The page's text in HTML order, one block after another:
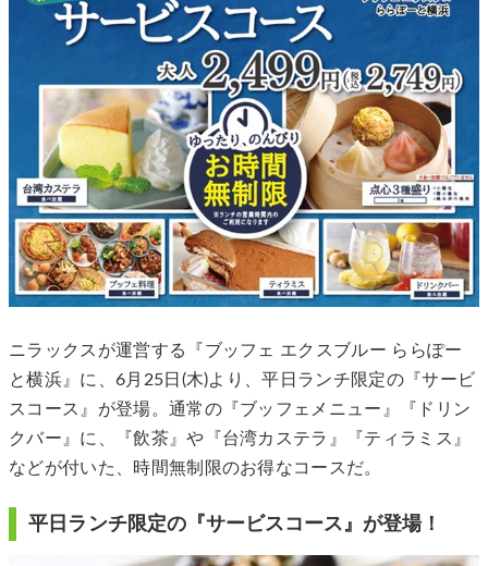
ニラックスが運営する『ブッフェ エクスブルー ららぽー
と横浜』に、6月25日(木)より、平日ランチ限定の『サービ
スコース』が登場。通常の『ブッフェメニュー』『ドリン
クバー』に、『飲茶』や『台湾カステラ』『ティラミス』
などが付いた、時間無制限のお得なコースだ。
平日ランチ限定の『サービスコース』が登場！